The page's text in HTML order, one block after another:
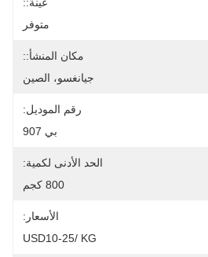
متوفر
مكان المنشأ::
جيانغسو، الصين
رقم الموديل:
بي 907
الحد الأدنى لكمية:
800 كجم
الأسعار:
USD10-25/ KG